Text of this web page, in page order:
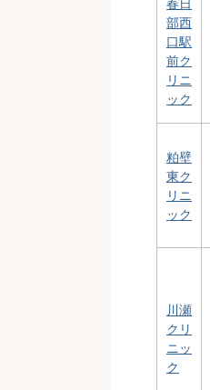
春日
部西
口駅
前ク
リニ
ック
粕壁
東ク
リニ
ック
川瀬
クリ
ニッ
ク